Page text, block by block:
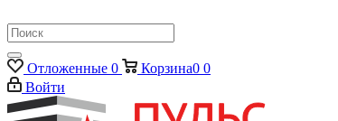
Отложенные 0 Корзина0 0
Войти